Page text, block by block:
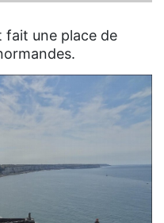
fait une place de